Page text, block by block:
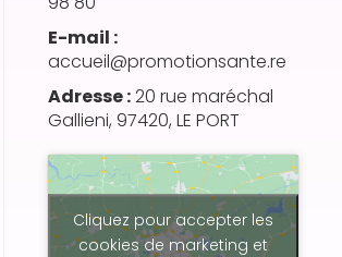
E-mail :
accueil@promotionsante.re
Adresse :20 rue maréchal
Gallieni, 97420, LE PORT
Cliquez pour accepter les
cookies de marketing et